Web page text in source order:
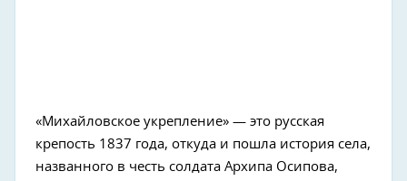
«Михайловское укрепление» — это русская
крепость 1837 года, откуда и пошла история села,
названного в честь солдата Архипа Осипова,